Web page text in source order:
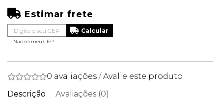
Estimar frete
Não sei meu CEP
0 avaliações /Avalie este produto
Descrição
Avaliações (0)